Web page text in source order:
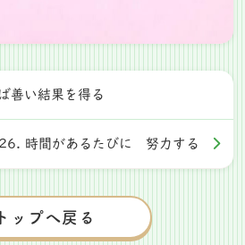
善い結果を得る
26. 時間があるたびに 努力する
トップへ戻る